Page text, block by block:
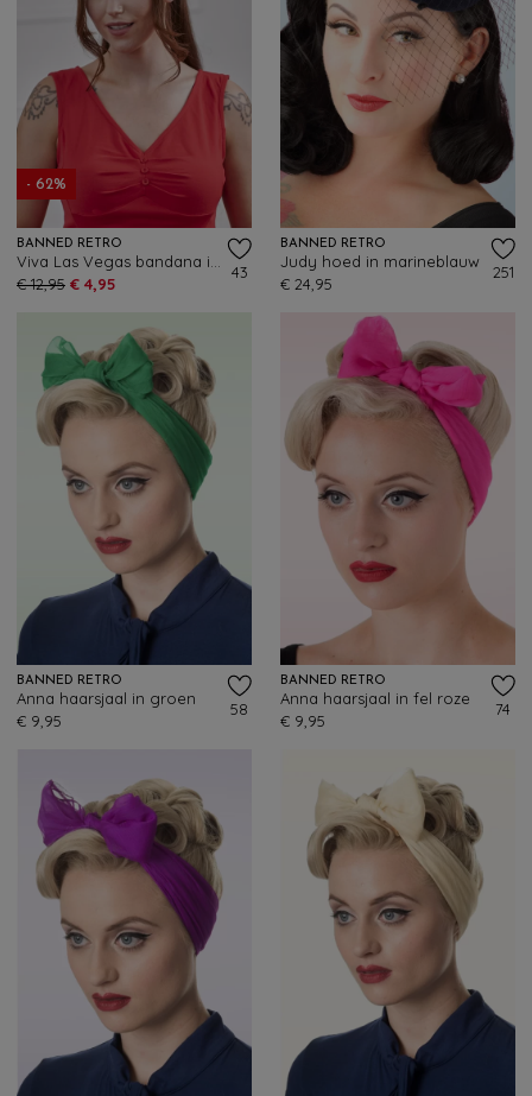
- 62%
BANNED RETRO
€ 12,95 € 4,95
43
BANNED RETRO
Judy hoed in marineblauw
€ 24,95
251
BANNED RETRO
Anna haarsjaal in groen
€ 9,95
58
BANNED RETRO
Anna haarsjaal in fel roze
€ 9,95
74